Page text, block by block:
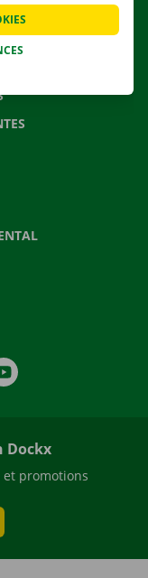
et promotions